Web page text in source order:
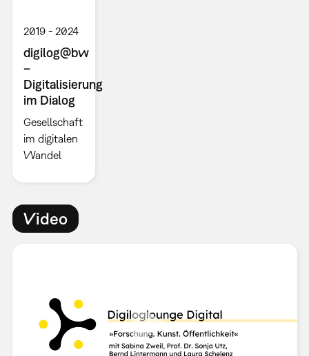
2019 2024
digilog@bw
–
Digitalisierung
im Dialog
Gesellschaft
im digitalen
Wandel
Video